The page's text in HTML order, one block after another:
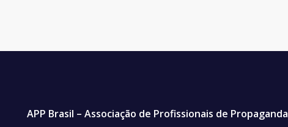
APP Brasil – Associação de Profissionais de Propaganda